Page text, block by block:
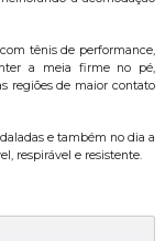
tênis de performance,
a meia firme no pé,
regiões de maior contato
e também no dia a
respirável e resistente.